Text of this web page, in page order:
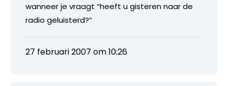
wanneer je vraagt “heeft u gisteren naar de
radio geluisterd?”
27 februari 2007 om 10:26